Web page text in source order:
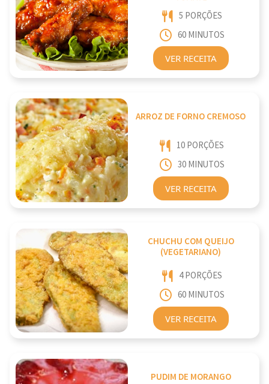
5 PORÇÕES
60 MINUTOS
VER RECEITA
ARROZ DE FORNO CREMOSO
10 PORÇÕES
30 MINUTOS
VER RECEITA
CHUCHU COM QUEIJO
(VEGETARIANO)
4 PORÇÕES
60 MINUTOS
VER RECEITA
PUDIM DE MORANGO